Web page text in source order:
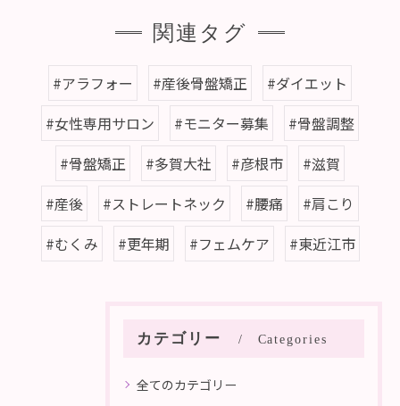
関連タグ
#アラフォー #産後骨盤矯正
#ダイエット
#女性専用サロン
#モニター募集
#骨盤調整
#骨盤矯正
#多賀大社 #彦根市
#滋賀
#産後
#ストレートネック #腰痛
#肩こり
#むくみ
#更年期 #フェムケア #東近江市
カテゴリー Categories
全てのカテゴリー